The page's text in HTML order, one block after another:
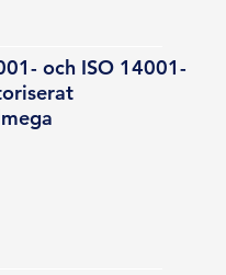
och ISO 14001-